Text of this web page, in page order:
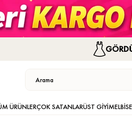
ÜRÜNLERÇOK SATANLARÜST GİYİMELBİSE